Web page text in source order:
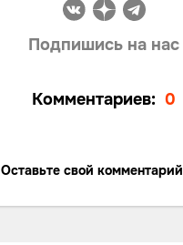
Подпишись на нас
Комментариев: 0
Оставьте свой комментарий